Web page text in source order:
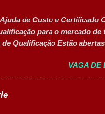
de Custo e Certificado
para o mercado de
Qualificação Estão
estratégicos do mercado.
contam com
, ideal para apoiar o
Opções de Formação
VAGA DE